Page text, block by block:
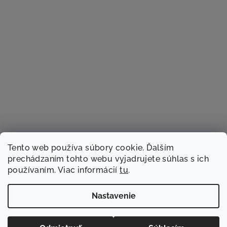
Tento web používa súbory cookie. Ďalším
prechádzaním tohto webu vyjadrujete súhlas s ich
používaním. Viac informáciítu.
Nastavenie
Sledovať na Instagrame
TACSTER.sk